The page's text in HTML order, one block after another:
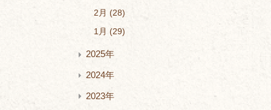
2月
28
1月
29
2025年
2024年
2023年